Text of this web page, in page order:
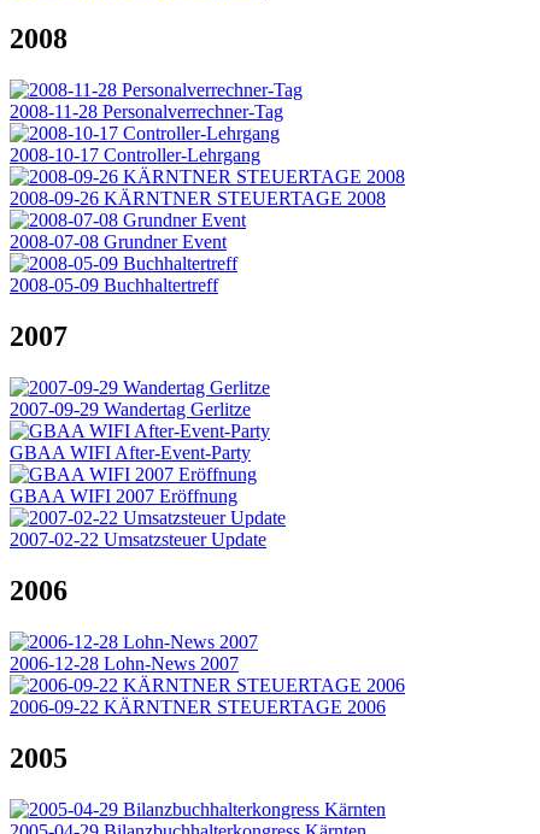
2008
2008-11-28 Personalverrechner-Tag
2008-10-17 Controller-Lehrgang
2008-09-26 KÄRNTNER STEUERTAGE 2008
2008-07-08 Grundner Event
2008-05-09 Buchhaltertreff
2007
2007-09-29 Wandertag Gerlitze
GBAA WIFI After-Event-Party
GBAA WIFI 2007 Eröffnung
2007-02-22 Umsatzsteuer Update
2006
2006-12-28 Lohn-News 2007
2006-09-22 KÄRNTNER STEUERTAGE 2006
2005